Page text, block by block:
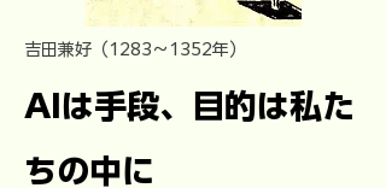
吉田兼好（1283～1352年）
AIは手段、目的は私た
ちの中に